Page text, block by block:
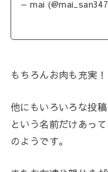
— mai
もちろんお肉も充実！
他にもいろいろな投
という名前だけあっ
のようです。